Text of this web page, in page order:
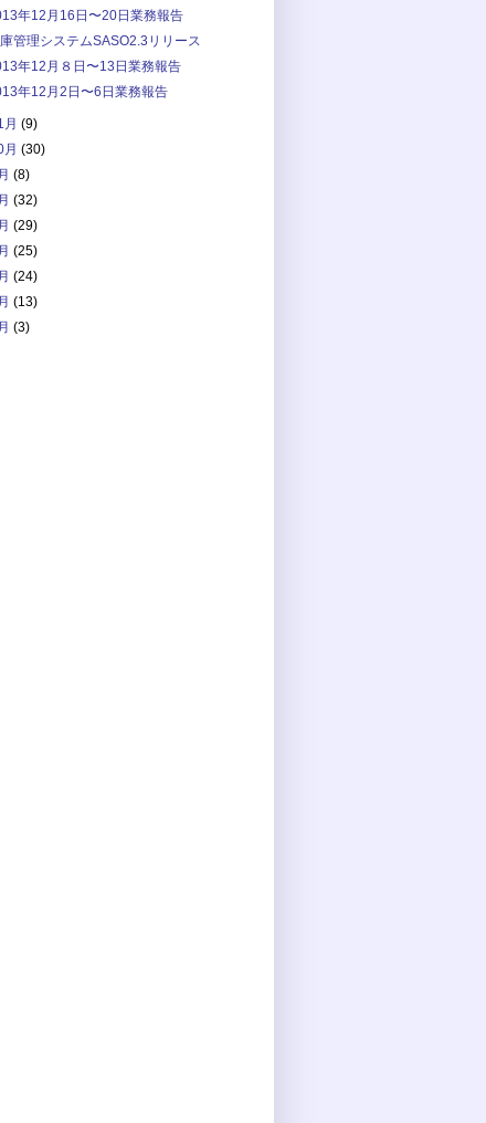
年12月16日〜20日業務報告
管理システムSASO2.3リリース
年12月８日〜13日業務報告
年12月2日〜6日業務報告
月(9)
月(30)
(8)
(32)
(29)
(25)
(24)
(13)
(3)